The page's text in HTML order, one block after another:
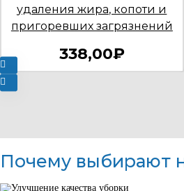
удаления жира, копоти и
пригоревших загрязнений
338,00₽
Почему выбирают